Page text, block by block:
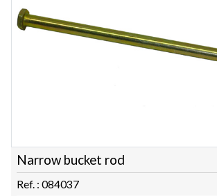
Narrow bucket rod
Ref. : 084037